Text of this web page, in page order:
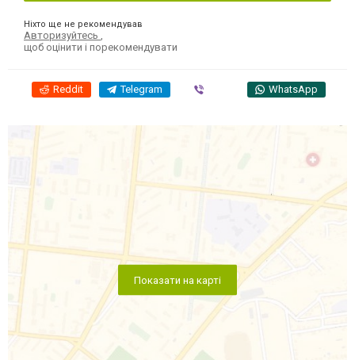
Ніхто ще не рекомендував
Авторизуйтесь
щоб оцінити і порекомендувати
Reddit Telegram WhatsApp
Показати на карті